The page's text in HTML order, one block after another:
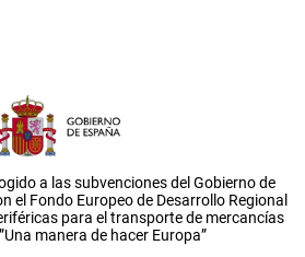
a las subvenciones del Gobierno de
el Fondo Europeo de Desarrollo Regional
para el transporte de mercancías
manera de hacer Europa”